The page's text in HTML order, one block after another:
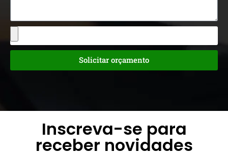
Solicitar orçamento
Inscreva-se para
receber novidades